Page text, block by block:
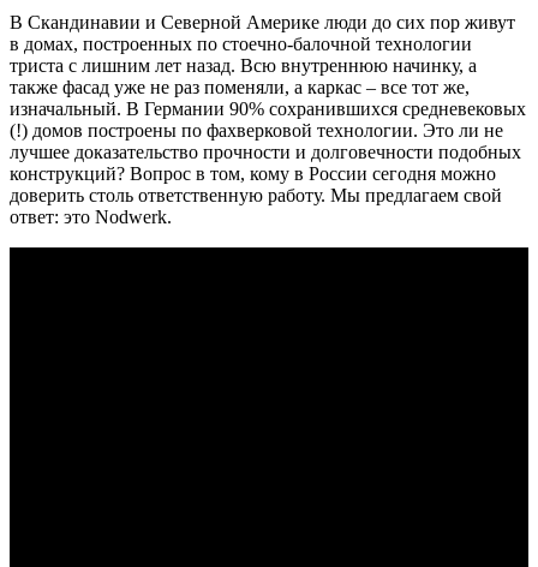
В Скандинавии и Северной Америке люди до сих пор живут
в домах, построенных по стоечно-балочной технологии
триста с лишним лет назад. Всю внутреннюю начинку, а
также фасад уже не раз поменяли, а каркас – все тот же,
изначальный. В Германии 90% сохранившихся средневековых
(!) домов построены по фахверковой технологии. Это ли не
лучшее доказательство прочности и долговечности подобных
конструкций? Вопрос в том, кому в России сегодня можно
доверить столь ответственную работу. Мы предлагаем свой
ответ: это Nodwerk.